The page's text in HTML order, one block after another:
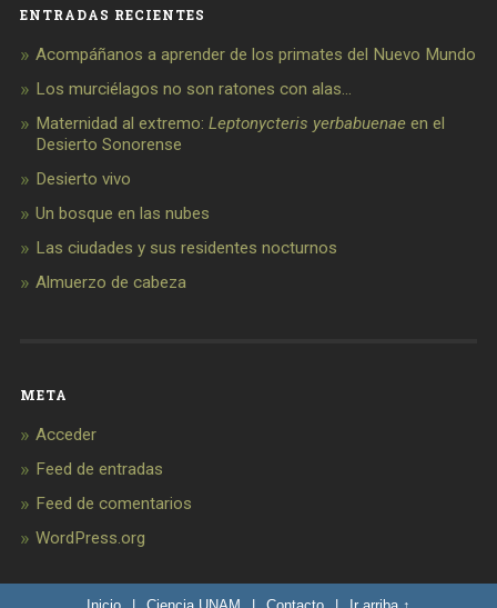
ENTRADAS RECIENTES
Acompáñanos a aprender de los primates del Nuevo Mundo
Los murciélagos no son ratones con alas…
Maternidad al extremo: Leptonycteris yerbabuenaeen el
Desierto Sonorense
Desierto vivo
Un bosque en las nubes
Las ciudades y sus residentes nocturnos
Almuerzo de cabeza
META
Acceder
Feed de entradas
Feed de comentarios
WordPress.org